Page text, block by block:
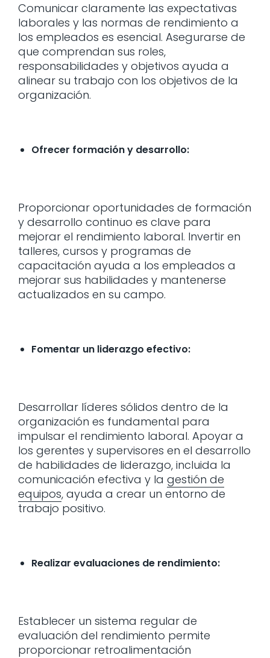
Comunicar claramente las expectativas
laborales y las normas de rendimiento a
los empleados es esencial. Asegurarse de
que comprendan sus roles,
responsabilidades y objetivos ayuda a
alinear su trabajo con los objetivos de la
organización.
Ofrecer formación y desarrollo:
Proporcionar oportunidades de formación
y desarrollo continuo es clave para
mejorar el rendimiento laboral. Invertir en
talleres, cursos y programas de
capacitación ayuda a los empleados a
mejorar sus habilidades y mantenerse
actualizados en su campo.
Fomentar un liderazgo efectivo:
Desarrollar líderes sólidos dentro de la
organización es fundamental para
impulsar el rendimiento laboral. Apoyar a
los gerentes y supervisores en el desarrollo
de habilidades de liderazgo, incluida la
comunicación efectiva y la gestión de
equipos, ayuda a crear un entorno de
trabajo positivo.
Realizar evaluaciones de rendimiento:
Establecer un sistema regular de
evaluación del rendimiento permite
proporcionar retroalimentación